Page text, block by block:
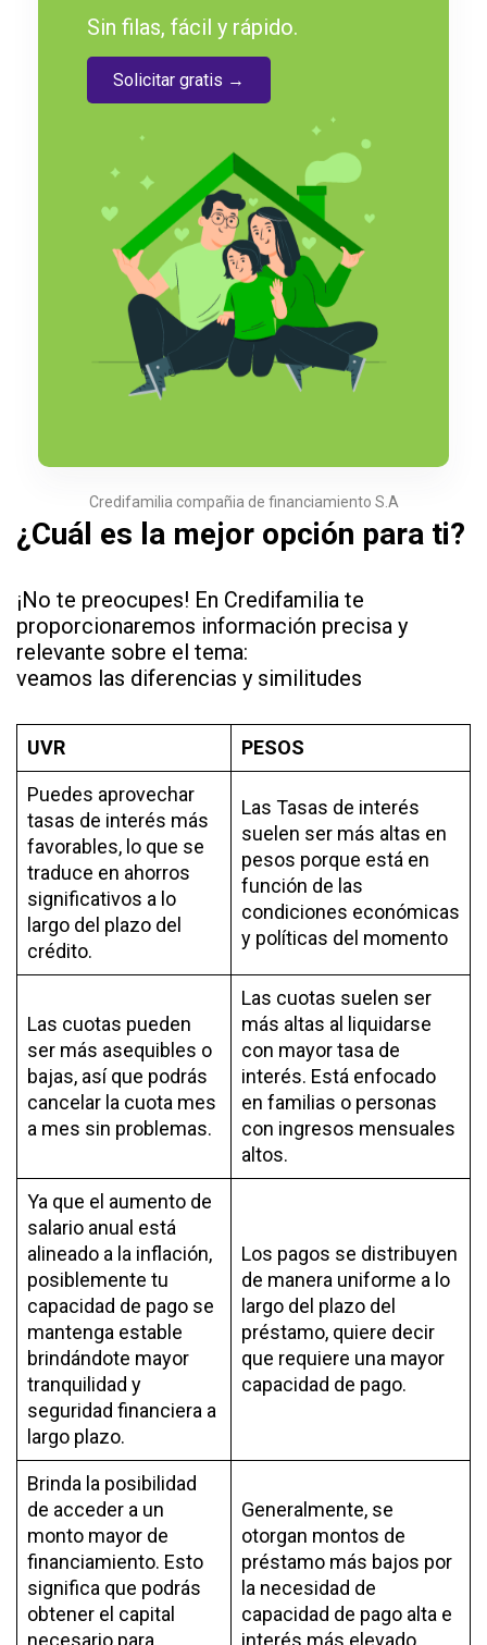
Sin filas, fácil y rápido.
Solicitar gratis →
Credifamilia compañia de financiamiento S.A
¿Cuál es la mejor opción para ti?
¡No te preocupes! En Credifamilia te
proporcionaremos información precisa y
relevante sobre el tema:
veamos las diferencias y similitudes
UVR PESOS
Puedes aprovechar
tasas de interés más
favorables, lo que se
traduce en ahorros
significativos a lo
largo del plazo del
crédito.
Las Tasas de interés
suelen ser más altas en
pesos porque está en
función de las
condiciones económicas
y políticas del momento
Las cuotas pueden
ser más asequibles o
bajas, así que podrás
cancelar la cuota mes
a mes sin problemas.
Las cuotas suelen ser
más altas al liquidarse
con mayor tasa de
interés. Está enfocado
en familias o personas
con ingresos mensuales
altos.
Ya que el aumento de
salario anual está
alineado a la inflación,
posiblemente tu
capacidad de pago se
mantenga estable
brindándote mayor
tranquilidad y
seguridad financiera a
largo plazo.
Los pagos se distribuyen
de manera uniforme a lo
largo del plazo del
préstamo, quiere decir
que requiere una mayor
capacidad de pago.
Brinda la posibilidad
de acceder a un
monto mayor de
financiamiento. Esto
significa que podrás
obtener el capital
necesario para
Generalmente, se
otorgan montos de
préstamo más bajos por
la necesidad de
capacidad de pago alta e
interés más elevado.